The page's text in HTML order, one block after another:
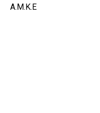
Α.Μ.Κ.Ε